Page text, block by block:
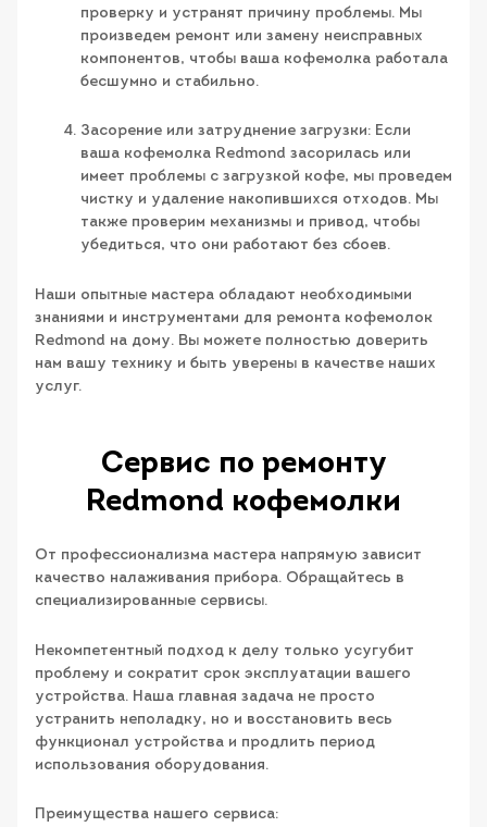
проверку и устранят причину проблемы. Мы
произведем ремонт или замену неисправных
компонентов, чтобы ваша кофемолка работала
бесшумно и стабильно.
Засорение или затруднение загрузки: Если
ваша кофемолка Redmond засорилась или
имеет проблемы с загрузкой кофе, мы проведем
чистку и удаление накопившихся отходов. Мы
также проверим механизмы и привод, чтобы
убедиться, что они работают без сбоев.
Наши опытные мастера обладают необходимыми
знаниями и инструментами для ремонта кофемолок
Redmond на дому. Вы можете полностью доверить
нам вашу технику и быть уверены в качестве наших
услуг.
Сервис по ремонту
Redmond кофемолки
От профессионализма мастера напрямую зависит
качество налаживания прибора. Обращайтесь в
специализированные сервисы.
Некомпетентный подход к делу только усугубит
проблему и сократит срок эксплуатации вашего
устройства. Наша главная задача не просто
устранить неполадку, но и восстановить весь
функционал устройства и продлить период
использования оборудования.
Преимущества нашего сервиса: